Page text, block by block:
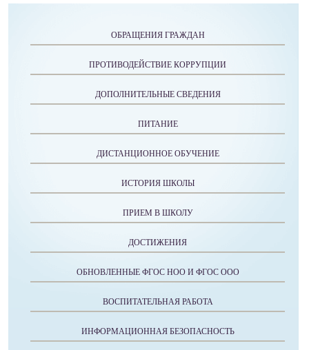
ОБРАЩЕНИЯ ГРАЖДАН
ПРОТИВОДЕЙСТВИЕ КОРРУПЦИИ
ДОПОЛНИТЕЛЬНЫЕ СВЕДЕНИЯ
ПИТАНИЕ
ДИСТАНЦИОННОЕ ОБУЧЕНИЕ
ИСТОРИЯ ШКОЛЫ
ПРИЕМ В ШКОЛУ
ДОСТИЖЕНИЯ
ОБНОВЛЕННЫЕ ФГОС НОО И ФГОС ООО
ВОСПИТАТЕЛЬНАЯ РАБОТА
ИНФОРМАЦИОННАЯ БЕЗОПАСНОСТЬ